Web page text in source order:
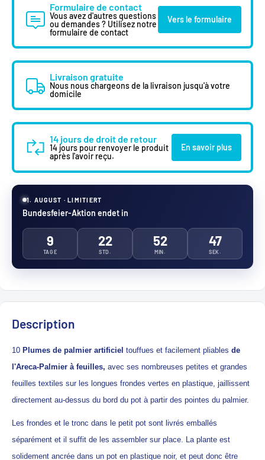
Formulaire de contact
Vous avez d'autres questions
ou demandes ? Utilisez notre
formulaire de contact
Vers le formulaire
Livraison gratuite
Nous nous chargeons de la livraison jusqu'à votre
domicile
14 jours de droit de retour
14 jours pour renvoyer le produit
après l'avoir reçu.
En savoir plus
1. AUGUST · LIMITIERT
Bundesfeier-Aktion endet in
9
TAGE
22
STD.
52
MIN.
46
SEK.
Description
10 Plumes de palmier artificiel touffues et facilement pliables de
l'Areca-Palmier à feuilles, avec ses nombreuses petites et grandes
feuilles textiles sur les longues frondes vertes en plastique, jaillissent
directement au-dessus du bord du pot à partir des pointes du palmier.
Les frondes et le tronc dans le petit pot sont livrés emballés
séparément et il suffit de les assembler sur place. La plante est
solidement ancrée dans un pot en plastique noir, et peut donc être